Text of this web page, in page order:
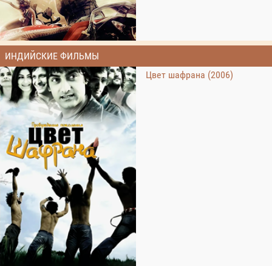
ИНДИЙСКИЕ ФИЛЬМЫ
Цвет шафрана (2006)